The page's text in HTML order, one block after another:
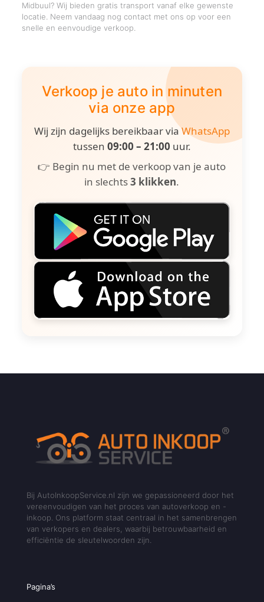
Midbuul? Wij bieden gratis transport vanaf elke gewenste
locatie. Neem vandaag nog contact met ons op voor een
snelle en eenvoudige verkoop.
Verkoop je auto in minuten
via onze app
Wij zijn dagelijks bereikbaar viaWhatsApp
tussen 09:00 – 21:00 uur.
👉 Begin nu met de verkoop van je auto
in slechts3 klikken.
Bij AutoInkoopService.nl zijn we gepassioneerd door het
vereenvoudigen van het proces van autoverkoop en -
inkoop. Ons platform staat centraal in het samenbrengen
van verkopers en dealers, waarbij betrouwbaarheid en
efficiëntie de sleutelwoorden zijn.
Pagina’s